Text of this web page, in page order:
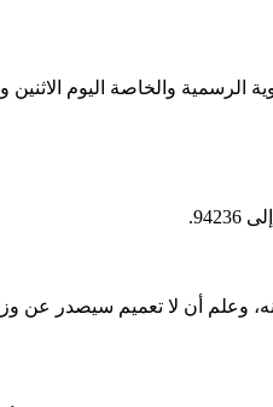
والخاصة اليوم الاثنين
أن لا تعميم سيصدر عن